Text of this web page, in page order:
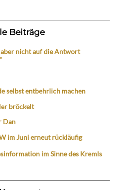
Beiträge
aber nicht auf die Antwort
selbst entbehrlich machen
bröckelt
Dan
im Juni erneut rückläufig
im Sinne des Kremls